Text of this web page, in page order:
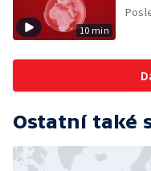
10 min
Ostatní také